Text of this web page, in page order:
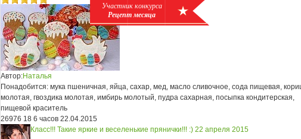
Участник конкурса
Рецепт месяца
Автор:Наталья
Понадобится: мука пшеничная, яйца, сахар, мед, масло сливочное, сода пищевая,
молотая, гвоздика молотая, имбирь молотый, пудра сахарная, посыпка кондитерская,
пищевой краситель
26976 18 6 часов 22.04.2015
Класс!!! Такие яркие и веселенькие прянички!!! :) 22 апреля 2015